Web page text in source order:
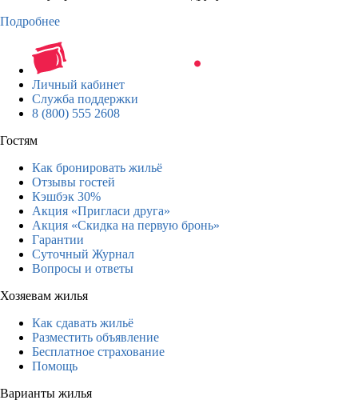
Подробнее
Личный кабинет
Служба поддержки
8 (800) 555 2608
Гостям
Как бронировать жильё
Отзывы гостей
Кэшбэк 30%
Акция «Пригласи друга»
Акция «Скидка на первую бронь»
Гарантии
Суточный Журнал
Вопросы и ответы
Хозяевам жилья
Как сдавать жильё
Разместить объявление
Бесплатное страхование
Помощь
Варианты жилья